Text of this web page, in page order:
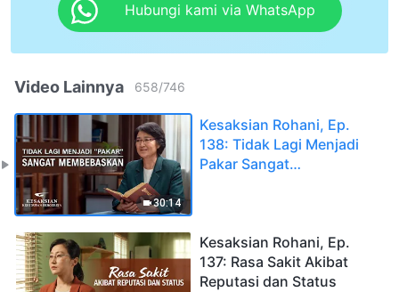
Hubungi kami via WhatsApp
Video Lainnya 658/746
30:14
Kesaksian Rohani, Ep.
138: Tidak Lagi Menjadi
Pakar Sangat
Kesaksian Rohani, Ep.
137: Rasa Sakit Akibat
Reputasi dan Status